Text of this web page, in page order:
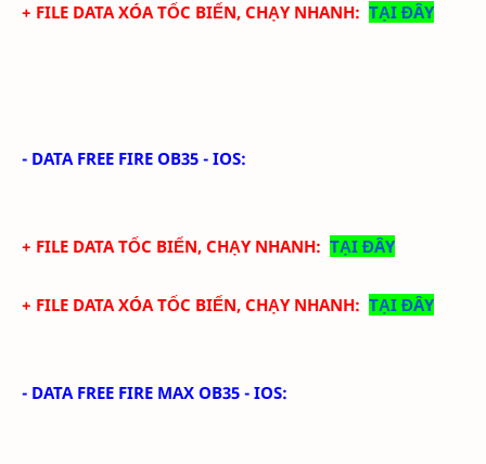
+ FILE DATA XÓA TỐC BIẾN, CHẠY NHANH: TẠI ĐÂY
- DATA FREE FIRE OB35 - IOS:
+ FILE DATATỐC BIẾN, CHẠY NHANH: TẠI ĐÂY
+ FILE DATA XÓATỐC BIẾN, CHẠY NHANH: TẠI ĐÂY
- DATA FREE FIRE MAX OB35 - IOS: